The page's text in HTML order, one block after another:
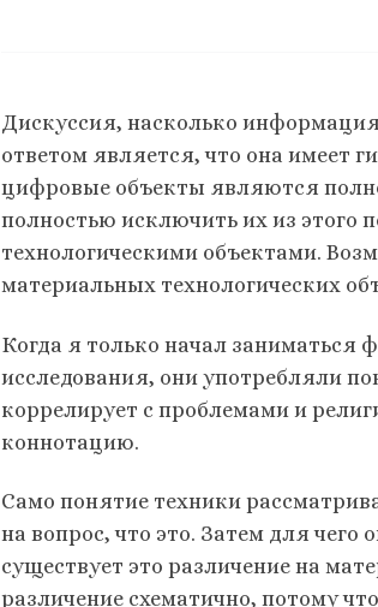
Дискуссия, насколько
ответом является, что она имеет
цифровые объекты являются
полностью исключить их из этого
технологическими объектами.
материальных технологических
Когда я только начал заниматься
исследования, они употребляли
коррелирует с проблемами и
коннотацию.
Само понятие техники
на вопрос, что это. Затем для
существует это различение на
различение схематично, потому